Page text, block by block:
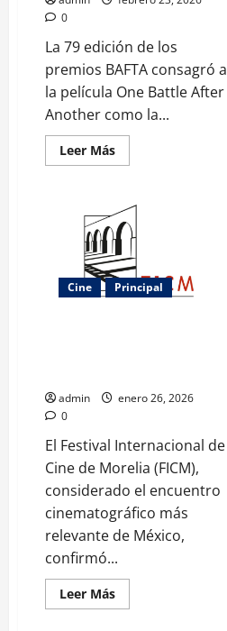
0
La 79 edición de los
premios BAFTA consagró a
la película One Battle After
Another como la...
Leer MásLeer
más
battle
after
another’
arrasa
en
los
Bafta
2026
Cine Principal
admin
enero 26, 2026
0
El Festival Internacional de
Cine de Morelia (FICM),
considerado el encuentro
cinematográfico más
relevante de México,
confirmó...
Leer MásLeer
más